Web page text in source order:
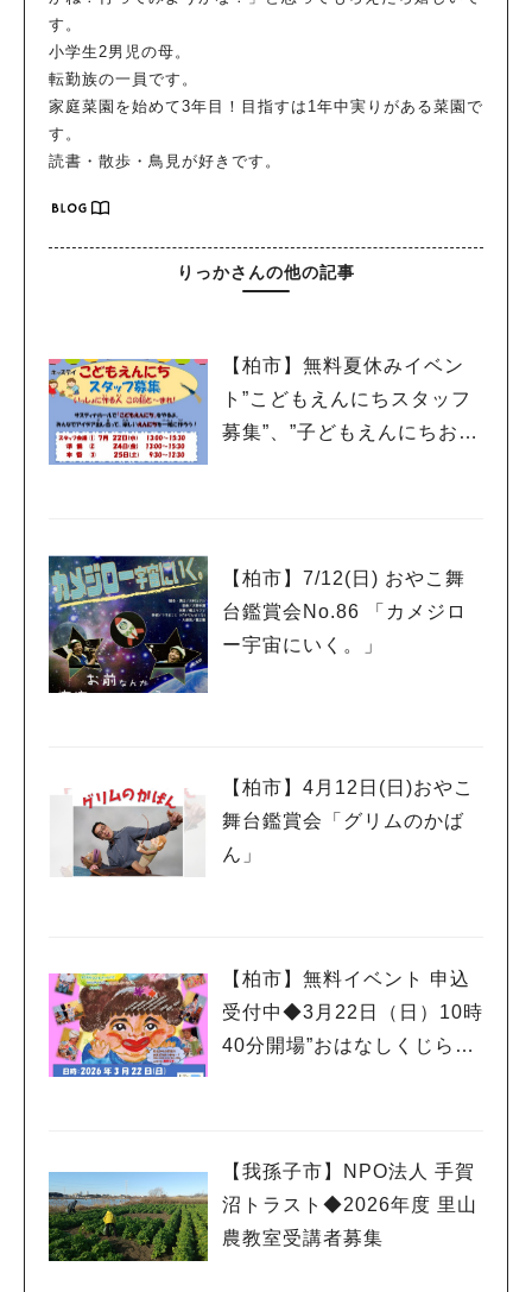
す。
小学生2男児の母。
転勤族の一員です。
家庭菜園を始めて3年目！目指すは1年中実りがある菜園で
す。
読書・散歩・鳥見が好きです。
りっかさんの他の記事
【柏市】無料夏休みイベン
ト”こどもえんにちスタッフ
募集”、”子どもえんにちお客
【柏市】7/12(日) おやこ舞
台鑑賞会No.86 「カメジロ
ー宇宙にいく。」
【柏市】4月12日(日)おやこ
舞台鑑賞会「グリムのかば
ん」
【柏市】無料イベント 申込
受付中◆3月22日（日）10時
40分開場”おはなしくじらの
【我孫子市】NPO法人 手賀
沼トラスト◆2026年度 里山
農教室受講者募集